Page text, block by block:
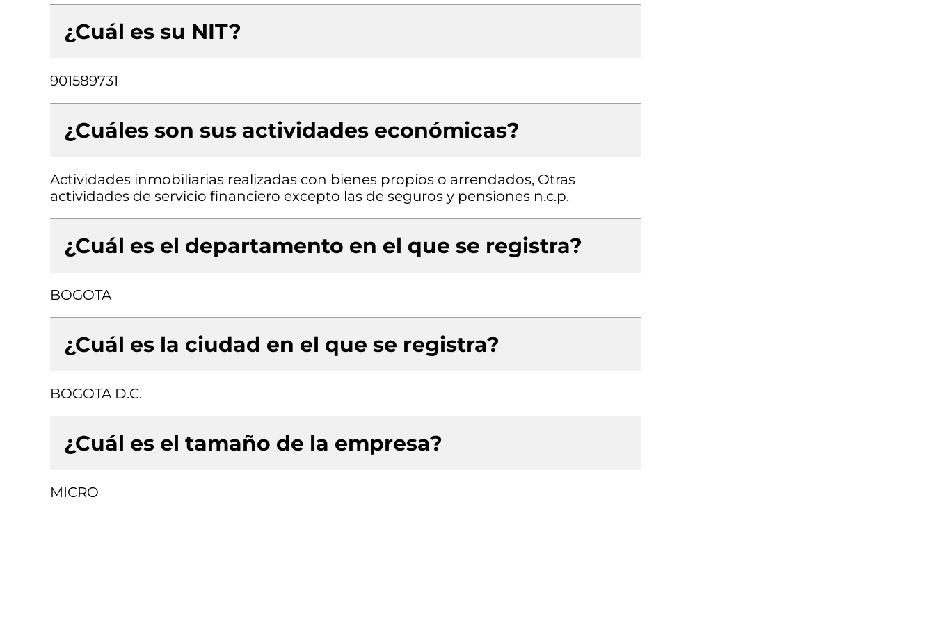
¿Cuál es su NIT?
901589731
¿Cuáles son sus actividades económicas?
Actividades inmobiliarias realizadas con bienes propios o arrendados, Otras
actividades de servicio financiero excepto las de seguros y pensiones n.c.p.
¿Cuál es el departamento en el que se registra?
BOGOTA
¿Cuál es la ciudad en el que se registra?
BOGOTA D.C.
¿Cuál es el tamaño de la empresa?
MICRO